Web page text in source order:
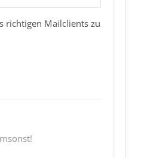
richtigen Mailclients zu